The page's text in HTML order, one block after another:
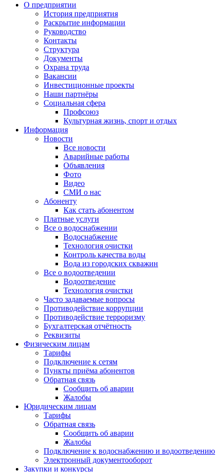
О предприятии
История предприятия
Раскрытие информации
Руководство
Контакты
Структура
Документы
Охрана труда
Вакансии
Инвестиционные проекты
Наши партнёры
Социальная сфера
Профсоюз
Культурная жизнь, спорт и отдых
Информация
Новости
Все новости
Аварийные работы
Объявления
Фото
Видео
СМИ о нас
Абоненту
Как стать абонентом
Платные услуги
Все о водоснабжении
Водоснабжение
Технология очистки
Контроль качества воды
Вода из городских скважин
Все о водоотведении
Водоотведение
Технология очистки
Часто задаваемые вопросы
Противодействие коррупции
Противодействие терроризму
Бухгалтерская отчётность
Реквизиты
Физическим лицам
Тарифы
Подключение к сетям
Пункты приёма абонентов
Обратная связь
Сообщить об аварии
Жалобы
Юридическим лицам
Тарифы
Обратная связь
Сообщить об аварии
Жалобы
Подключение к водоснабжению и водоотведению
Электронный документооборот
Закупки и конкурсы